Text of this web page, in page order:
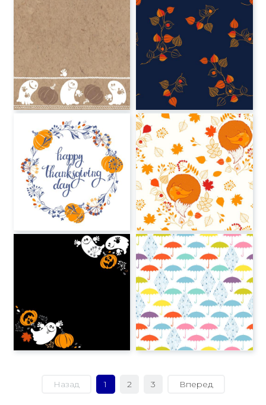
Назад 1 2 3 Вперед